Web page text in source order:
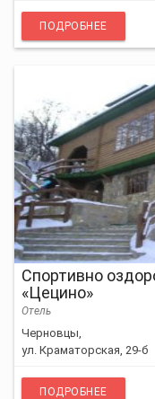
ПОДРОБНЕЕ
Спортивно
«Цецино»
Отель
Черновцы,
ул. Краматорская, 29-б
ПОДРОБНЕЕ